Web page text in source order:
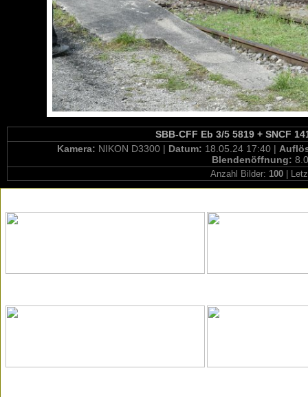
SBB-CFF Eb 3/5 5819 + SNCF
Kamera: NIKON D3300 | Datum: 18.05.24 17:40 |
Blendenöffnung:
Anzahl Bilder: 100|